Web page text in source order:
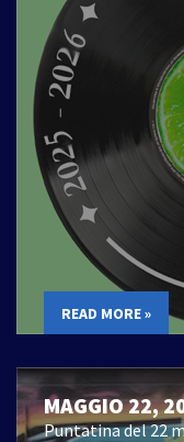
READ MORE »
MAGGIO 22,
Puntatina del 22